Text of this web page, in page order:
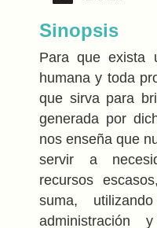
Sinopsis
Para que exista
humana y toda
que sirva para
generada por
nos enseña que
servir a
recursos
suma,
administración